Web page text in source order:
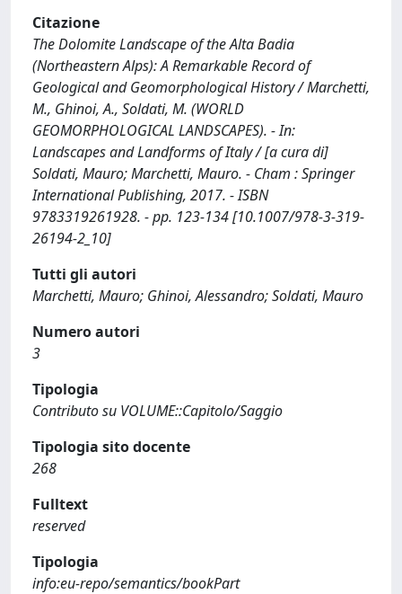
Citazione
The Dolomite Landscape of the Alta Badia
(Northeastern Alps): A Remarkable Record of
Geological and Geomorphological History / Marchetti,
M., Ghinoi, A., Soldati, M. (WORLD
GEOMORPHOLOGICAL LANDSCAPES). - In:
Landscapes and Landforms of Italy / [a cura di]
Soldati, Mauro; Marchetti, Mauro. - Cham : Springer
International Publishing, 2017. - ISBN
9783319261928. - pp. 123-134 [10.1007/978-3-319-
26194-2_10]
Tutti gli autori
Marchetti, Mauro; Ghinoi, Alessandro; Soldati, Mauro
Numero autori
3
Tipologia
Contributo su VOLUME::Capitolo/Saggio
Tipologia sito docente
268
Fulltext
reserved
Tipologia
info:eu-repo/semantics/bookPart